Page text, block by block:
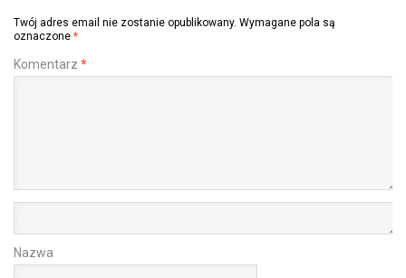
Twój adres email nie zostanie opublikowany. Wymagane pola są
oznaczone *
Komentarz *
Nazwa